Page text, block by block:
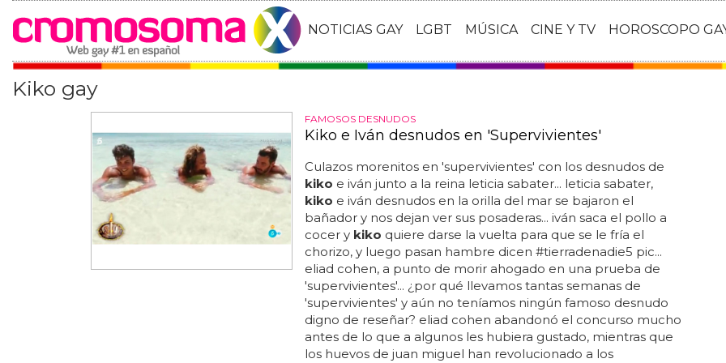
NOTICIAS GAY LGBT MÚSICA CINE Y TV HOROSCOPO
Kiko gay
FAMOSOS DESNUDOS
Kiko e Iván desnudos en 'Supervivientes'
Culazos morenitos en 'supervivientes' con los desnudos de
kiko e iván junto a la reina leticia sabater... leticia sabater,
kiko e iván desnudos en la orilla del mar se bajaron el
bañador y nos dejan ver sus posaderas... iván saca el pollo a
cocer y kiko quiere darse la vuelta para que se le fría el
chorizo, y luego pasan hambre dicen #tierradenadie5 pic...
eliad cohen, a punto de morir ahogado en una prueba de
'supervivientes'... ¿por qué llevamos tantas semanas de
'supervivientes' y aún no teníamos ningún famoso desnudo
digno de reseñar? eliad cohen abandonó el concurso mucho
antes de lo que a algunos les hubiera gustado, mientras que
los huevos de juan miguel han revolucionado a los